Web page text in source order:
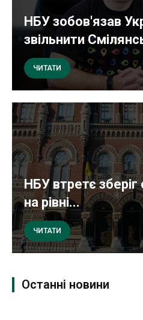
НБУ зобов'язав
звільнити
ЧИТАТИ
НБУ втретє зберіг
на рівні...
ЧИТАТИ
Останні новини